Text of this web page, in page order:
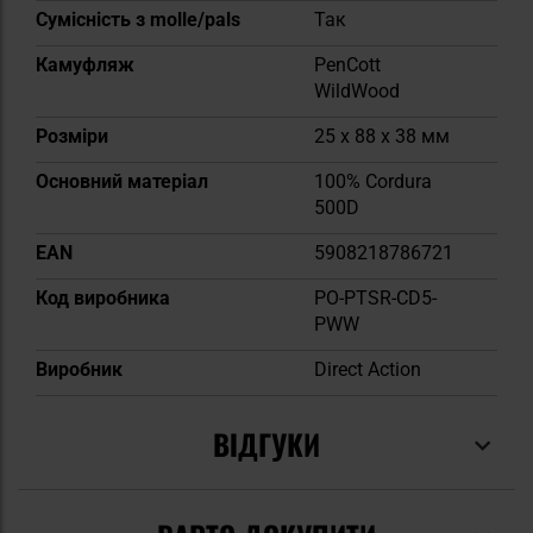
Сумісність з molle/pals
Так
Камуфляж
PenCott
WildWood
Розміри
25 x 88 x 38 мм
Основний матеріал
100% Cordura
500D
EAN
5908218786721
Код виробника
PO-PTSR-CD5-
PWW
Виробник
Direct Action
ВІДГУКИ